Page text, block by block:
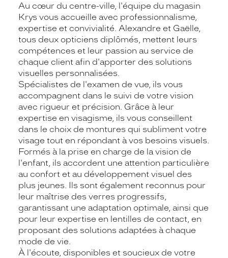
Au cœur du centre-ville, l'équipe du magasin
Krys vous accueille avec professionnalisme,
expertise et convivialité. Alexandre et Gaëlle,
tous deux opticiens diplômés, mettent leurs
compétences et leur passion au service de
chaque client afin d'apporter des solutions
visuelles personnalisées.
Spécialistes de l'examen de vue, ils vous
accompagnent dans le suivi de votre vision
avec rigueur et précision. Grâce à leur
expertise en visagisme, ils vous conseillent
dans le choix de montures qui subliment votre
visage tout en répondant à vos besoins visuels.
Formés à la prise en charge de la vision de
l'enfant, ils accordent une attention particulière
au confort et au développement visuel des
plus jeunes. Ils sont également reconnus pour
leur maîtrise des verres progressifs,
garantissant une adaptation optimale, ainsi que
pour leur expertise en lentilles de contact, en
proposant des solutions adaptées à chaque
mode de vie.
À l'écoute, disponibles et soucieux de votre